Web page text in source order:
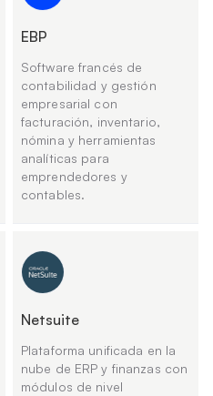
EBP
Software francés de
contabilidad y gestión
empresarial con
facturación, inventario,
nómina y herramientas
analíticas para
emprendedores y
contables.
Netsuite
Plataforma unificada en la
nube de ERP y finanzas con
módulos de nivel